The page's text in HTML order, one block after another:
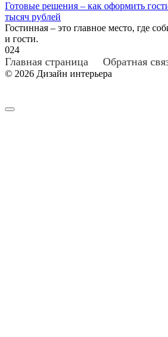
Готовые решения – как оформить
тысяч рублей
Гостинная – это главное место, где
и гости.
024
Главная страница Обратная
© 2026 Дизайн интерьера